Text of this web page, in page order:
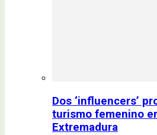
Dos ‘influencers’
turismo femenino
Extremadura